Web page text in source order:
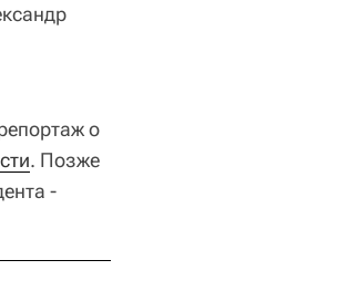
о
. Позже
-